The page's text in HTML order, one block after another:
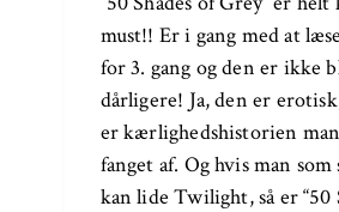
must!! Er i gang med at
for 3. gang og den er ikke
dårligere! Ja, den er
er kærlighedshistorien
fanget af. Og hvis man som
kan lide Twilight, så er “50